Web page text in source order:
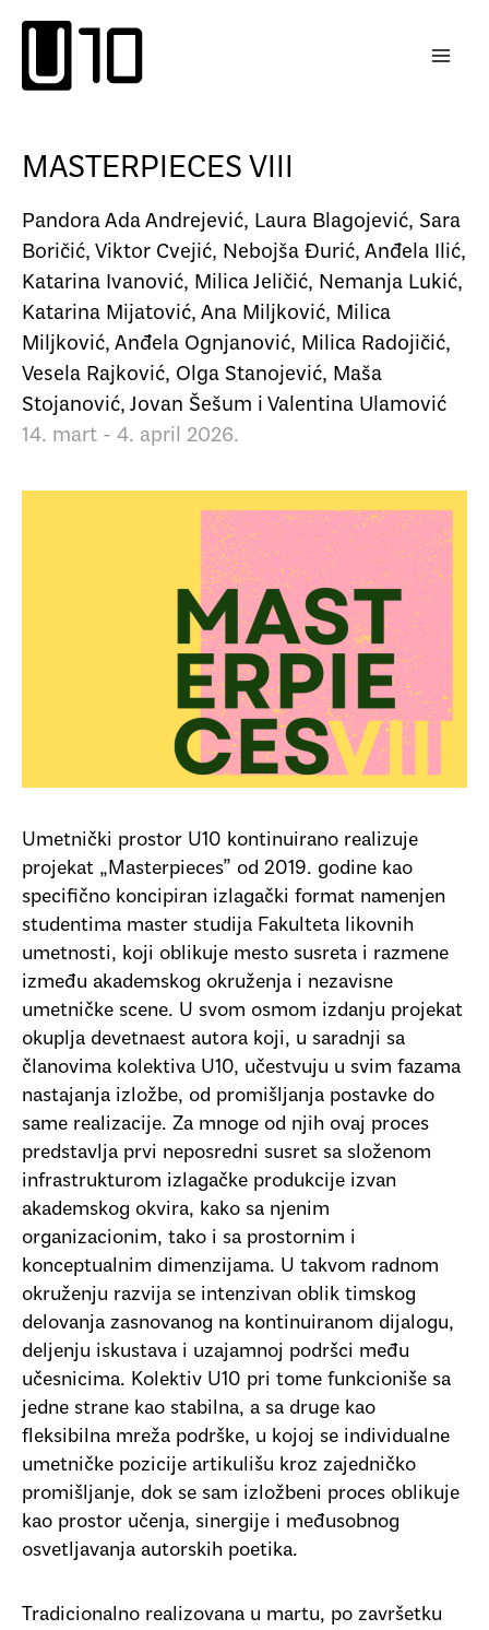
садржај
MASTERPIECES VIII
Pandora Ada Andrejević, Laura Blagojević, Sara
Boričić, Viktor Cvejić, Nebojša Đurić, Anđela Ilić,
Katarina Ivanović, Milica Jeličić, Nemanja Lukić,
Katarina Mijatović, Ana Miljković, Milica
Miljković, Anđela Ognjanović, Milica Radojičić,
Vesela Rajković, Olga Stanojević, Maša
Stojanović, Jovan Šešum i Valentina Ulamović
14. mart - 4. april 2026.
Umetnički prostor U10 kontinuirano realizuje
projekat „Masterpieces” od 2019. godine kao
specifično koncipiran izlagački format namenjen
studentima master studija Fakulteta likovnih
umetnosti, koji oblikuje mesto susreta i razmene
između akademskog okruženja i nezavisne
umetničke scene. U svom osmom izdanju projekat
okuplja devetnaest autora koji, u saradnji sa
članovima kolektiva U10, učestvuju u svim fazama
nastajanja izložbe, od promišljanja postavke do
same realizacije. Za mnoge od njih ovaj proces
predstavlja prvi neposredni susret sa složenom
infrastrukturom izlagačke produkcije izvan
akademskog okvira, kako sa njenim
organizacionim, tako i sa prostornim i
konceptualnim dimenzijama. U takvom radnom
okruženju razvija se intenzivan oblik timskog
delovanja zasnovanog na kontinuiranom dijalogu,
deljenju iskustava i uzajamnoj podršci među
učesnicima. Kolektiv U10 pri tome funkcioniše sa
jedne strane kao stabilna, a sa druge kao
fleksibilna mreža podrške, u kojoj se individualne
umetničke pozicije artikulišu kroz zajedničko
promišljanje, dok se sam izložbeni proces oblikuje
kao prostor učenja, sinergije i međusobnog
osvetljavanja autorskih poetika.
Tradicionalno realizovana u martu, po završetku